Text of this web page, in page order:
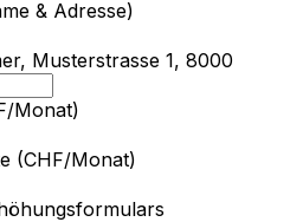
& Adresse)
Musterstrasse 1, 8000
Monat)
(CHF/Monat)